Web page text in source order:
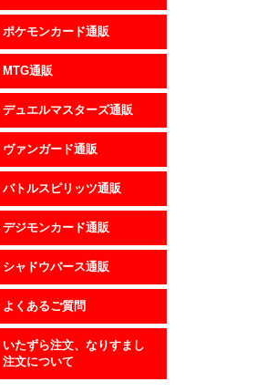
ポケモンカード通販
MTG通販
デュエルマスターズ通販
ヴァンガード通販
バトルスピリッツ通販
デジモンカード通販
シャドウバース通販
よくあるご質問
いたずら注文、なりすまし
注文について